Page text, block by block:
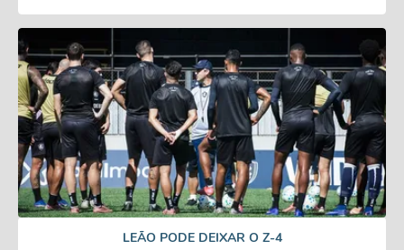
LEÃO PODE DEIXAR O Z-4